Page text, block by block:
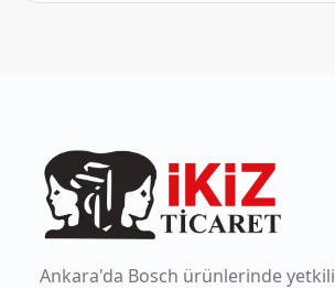
Ankara'da Bosch ürünlerinde yetkili